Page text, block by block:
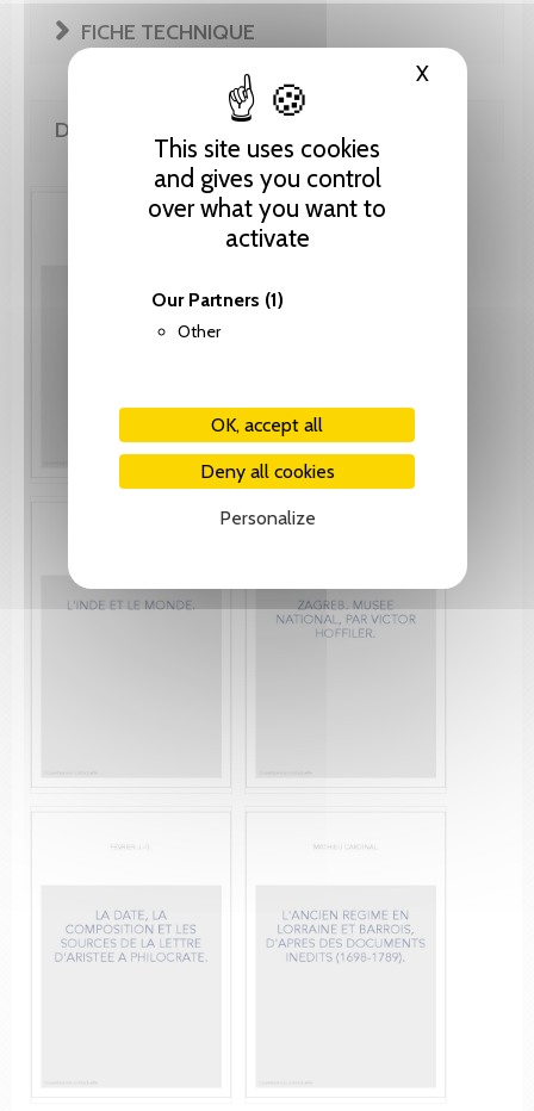
This site uses cookies
and gives you control
over what you want to
activate
Our Partners (1)
Other
OK, accept all
Deny all cookies
Personalize
XHide
FICHE TECHNIQUE
DE LA MÊME COLLECTION